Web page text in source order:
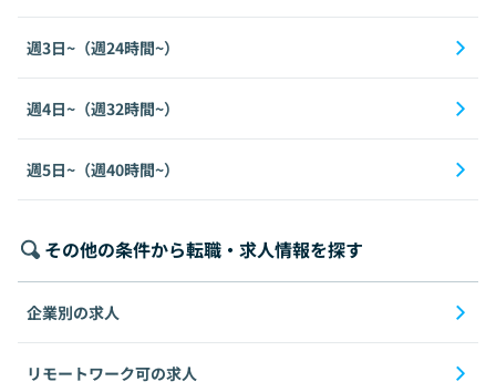
週3日~（週24時間~）
週4日~（週32時間~）
週5日~（週40時間~）
その他の条件から転職・求人情報を探す
企業別の求人
リモートワーク可の求人